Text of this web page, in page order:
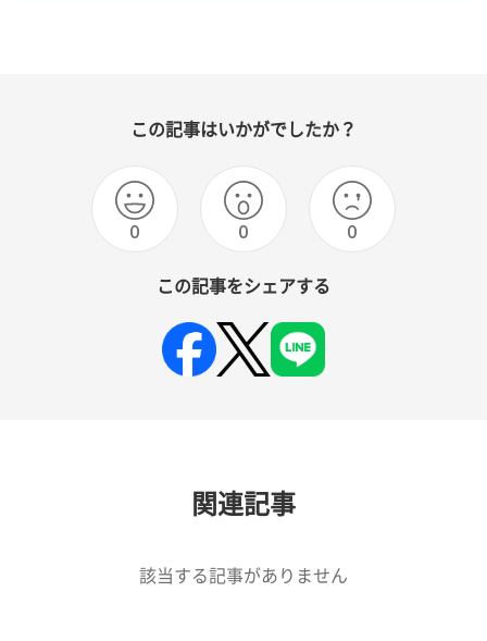
この記事はいかがでしたか？
0 0 0
この記事をシェアする
関連記事
該当する記事がありません